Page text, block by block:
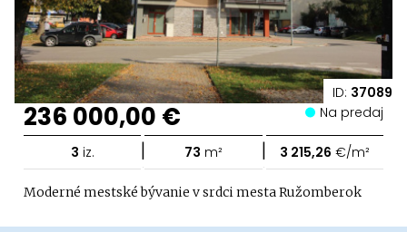
ID: 37089
236 000,00 € Na predaj
3 iz. | 73 m² | 3 215,26 €/m²
Moderné mestské bývanie v srdci mesta Ružomberok